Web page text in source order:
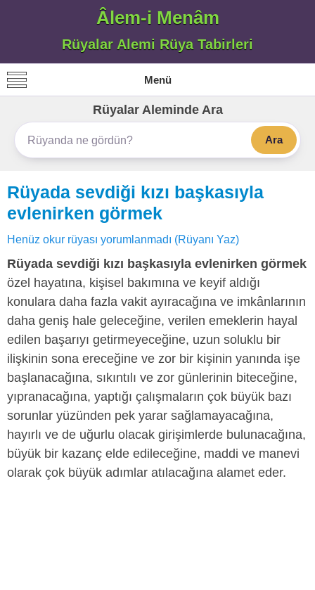
Âlem-i Menâm
Rüyalar Alemi Rüya Tabirleri
Menü
Rüyalar Aleminde Ara
Ara
Rüyada sevdiği kızı başkasıyla
evlenirken görmek
Henüz okur rüyası yorumlanmadı (Rüyanı Yaz)
Rüyada sevdiği kızı başkasıyla evlenirken görmek
özel hayatına, kişisel bakımına ve keyif aldığı
konulara daha fazla vakit ayıracağına ve imkânlarının
daha geniş hale geleceğine, verilen emeklerin hayal
edilen başarıyı getirmeyeceğine, uzun soluklu bir
ilişkinin sona ereceğine ve zor bir kişinin yanında işe
başlanacağına, sıkıntılı ve zor günlerinin biteceğine,
yıpranacağına, yaptığı çalışmaların çok büyük bazı
sorunlar yüzünden pek yarar sağlamayacağına,
hayırlı ve de uğurlu olacak girişimlerde bulunacağına,
büyük bir kazanç elde edileceğine, maddi ve manevi
olarak çok büyük adımlar atılacağına alamet eder.